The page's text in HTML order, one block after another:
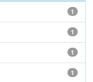
1
1
1
1